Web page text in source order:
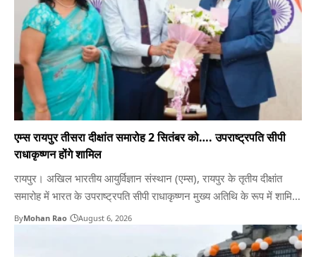
एम्स रायपुर तीसरा दीक्षांत समारोह 2 सितंबर को…. उपराष्ट्रपति सीपी
राधाकृष्णन होंगे शामिल
रायपुर। अखिल भारतीय आयुर्विज्ञान संस्थान (एम्स), रायपुर के तृतीय दीक्षांत
समारोह में भारत के उपराष्ट्रपति सीपी राधाकृष्णन मुख्य अतिथि के रूप में शामिल
होंगे। दीक्षांत समारोह 2 सितंबर 2026 को आयोजित किया जाएगा। एम्स रायपुर
के कार्यपालक निदेशक एवं मुख्य कार्यकारी अधिकारी लेफ्टिनेंट जनरल
(सेवानिवृत्त) अशोक जिंदल ने अपनी धर्मपत्नी…
ByMohan Rao August 6, 2026